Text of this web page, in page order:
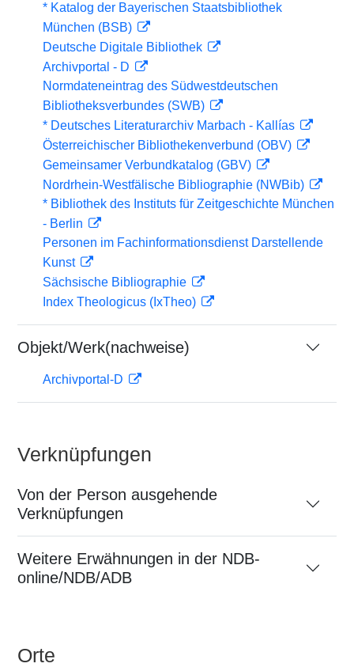
* Katalog der Bayerischen Staatsbibliothek
München (BSB)
Deutsche Digitale Bibliothek
Archivportal - D
Normdateneintrag des Südwestdeutschen
Bibliotheksverbundes (SWB)
* Deutsches Literaturarchiv Marbach - Kallías
Österreichischer Bibliothekenverbund (OBV)
Gemeinsamer Verbundkatalog (GBV)
Nordrhein-Westfälische Bibliographie (NWBib)
* Bibliothek des Instituts für Zeitgeschichte München
- Berlin
Personen im Fachinformationsdienst Darstellende
Kunst
Sächsische Bibliographie
Index Theologicus (IxTheo)
Objekt/Werk(nachweise)
Archivportal-D
Verknüpfungen
Von der Person ausgehende
Verknüpfungen
Weitere Erwähnungen in der NDB-
online/NDB/ADB
Orte